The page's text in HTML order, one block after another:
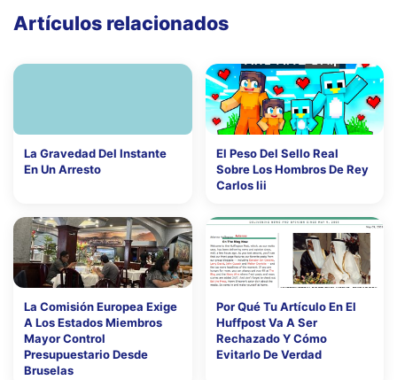
Artículos relacionados
La Gravedad Del Instante
En Un Arresto
El Peso Del Sello Real
Sobre Los Hombros De Rey
Carlos Iii
La Comisión Europea Exige
A Los Estados Miembros
Mayor Control
Presupuestario Desde
Bruselas
Por Qué Tu Artículo En El
Huffpost Va A Ser
Rechazado Y Cómo
Evitarlo De Verdad